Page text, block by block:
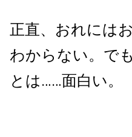
正直、おれには
わからない。で
とは……面白い。